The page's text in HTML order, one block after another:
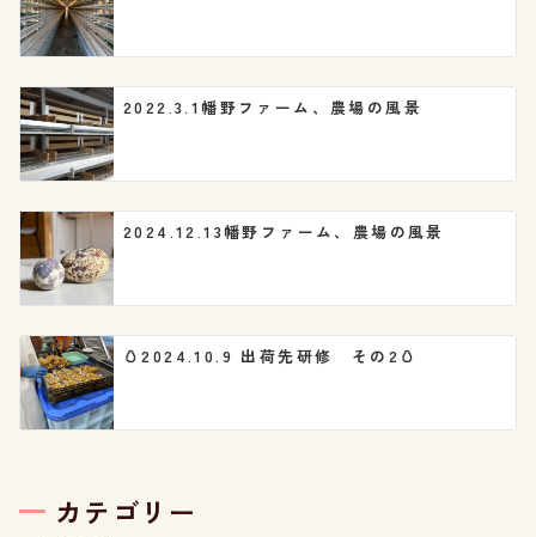
ン
2022.3.1幡野ファーム、農場の風景
2024.12.13幡野ファーム、農場の風景
🥚2024.10.9 出荷先研修 その2🥚
カテゴリー